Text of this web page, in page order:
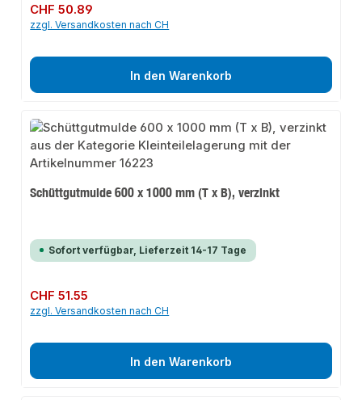
Regulärer Preis:
CHF 50.89
zzgl. Versandkosten nach CH
In den Warenkorb
Schüttgutmulde 600 x 1000 mm (T x B), verzinkt
Sofort verfügbar, Lieferzeit 14-17 Tage
Regulärer Preis:
CHF 51.55
zzgl. Versandkosten nach CH
In den Warenkorb